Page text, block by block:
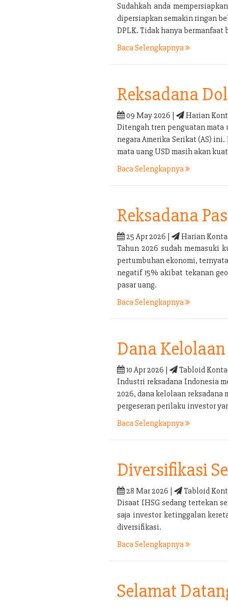
Sudahkah anda
dipersiapkan semakin ringan
DPLK. Tidak hanya
Baca Selengkapnya
Reksadana
09 May 2026 |
Harian
Ditengah tren penguatan mata
negara Amerika Serikat (AS)
mata uang USD masih akan
Baca Selengkapnya
Reksadana
25 Apr 2026 |
Harian
Tahun 2026 sudah memasuki
pertumbuhan ekonomi,
negatif 15% akibat tekanan
pasar uang.
Baca Selengkapnya
Dana
10 Apr 2026 |
Tabloid
Industri reksadana Indonesia
2026, dana kelolaan
pergeseran perilaku investor
Baca Selengkapnya
Diversifikasi
28 Mar 2026 |
Tabloid
Disaat IHSG sedang tertekan
saja investor ketinggalan
diversifikasi.
Baca Selengkapnya
Selamat